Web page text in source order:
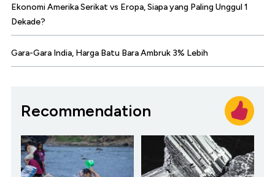
Ekonomi Amerika Serikat vs Eropa, Siapa yang Paling Unggul 1
Dekade?
Gara-Gara India, Harga Batu Bara Ambruk 3% Lebih
Recommendation